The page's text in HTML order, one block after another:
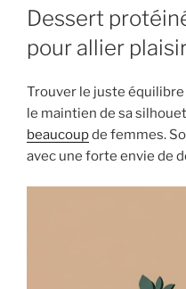
LE
Dessert
pour allier
Trouver le juste
le maintien de sa
beaucoupde femmes.
avec une forte envie de